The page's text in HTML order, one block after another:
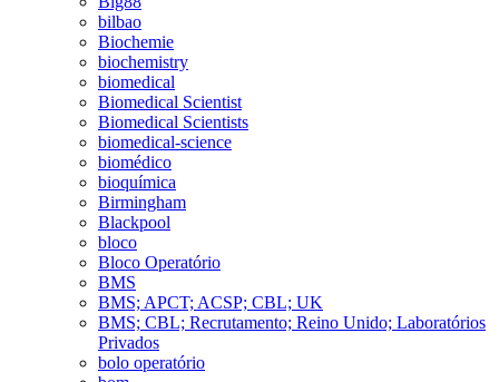
bilbao
Biochemie
biochemistry
biomedical
Biomedical Scientist
Biomedical Scientists
biomedical-science
biomédico
bioquímica
Birmingham
Blackpool
bloco
Bloco Operatório
BMS
BMS; APCT; ACSP; CBL; UK
BMS; CBL; Recrutamento; Reino Unido; Laboratórios
Privados
bolo operatório